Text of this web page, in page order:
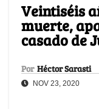
Veintiséis
muerte,
casado de
Por Héctor Sarasti
NOV 23, 2020